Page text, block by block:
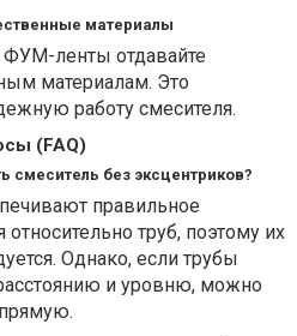
материалы
ленты отдавайте
материалам. Это
работу смесителя.
(FAQ)
смеситель без эксцентриков?
правильное
труб, поэтому их
Однако, если трубы
и уровню, можно